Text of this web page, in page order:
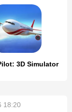
3D Simulator
18:20